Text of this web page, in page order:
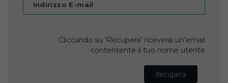
Indirizzo E-mail
Cliccando su 'Recupera' riceverai un'email
contentente il tuo nome utente
Recupera